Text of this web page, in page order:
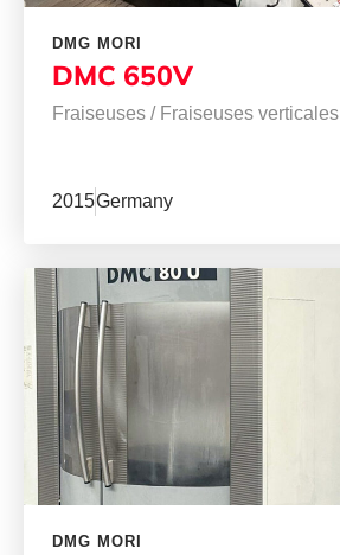
DMG MORI
DMC 650V
Fraiseuses / Fraiseuses verticales
2015Germany
DMG MORI